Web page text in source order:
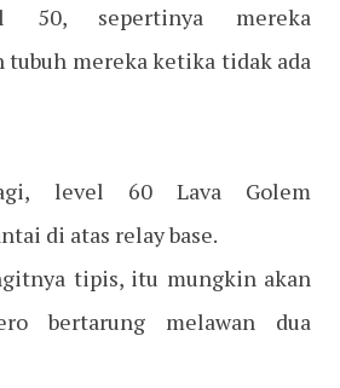
50, sepertinya mereka
tubuh mereka ketika tidak ada
level 60 Lava Golem
di atas relay base.
tipis, itu mungkin akan
bertarung melawan dua